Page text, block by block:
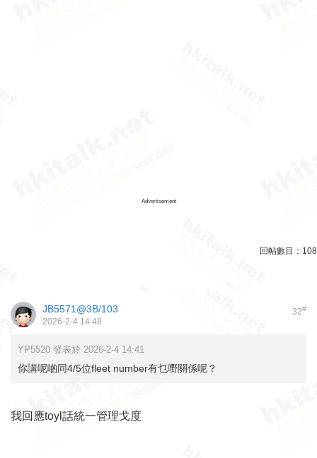
Advertisement
回帖數目： 108
32#
JB5571@3B/103
2026-2-4 14:48
YP5520 發表於 2026-2-4 14:41
你講呢啲同4/5位fleet number有乜嘢關係呢？
我回應toyl話統一管理戈度